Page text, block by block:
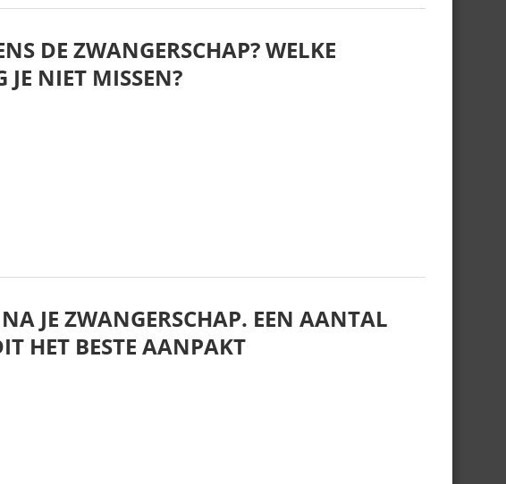
DE ZWANGERSCHAP? WELKE
JE NIET MISSEN?
JE ZWANGERSCHAP. EEN AANTAL
HET BESTE AANPAKT